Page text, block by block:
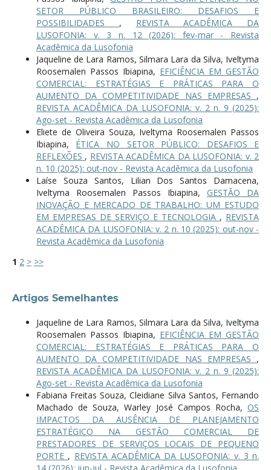
SETOR PÚBLICO BRASILEIRO: DESAFIOS E
POSSIBILIDADES , REVISTA ACADÊMICA DA
LUSOFONIA: v. 3 n. 12 (2026): fev-mar - Revista
Acadêmica da Lusofonia
Jaqueline de Lara Ramos, Silmara Lara da Silva, Iveltyma
Roosemalen Passos Ibiapina, EFICIÊNCIA EM GESTÃO
COMERCIAL: ESTRATÉGIAS E PRÁTICAS PARA O
AUMENTO DA COMPETITIVIDADE NAS EMPRESAS ,
REVISTA ACADÊMICA DA LUSOFONIA: v. 2 n. 9 (2025):
Ago-set - Revista Acadêmica da Lusofonia
Eliete de Oliveira Souza, Iveltyma Roosemalen Passos
Ibiapina, ÉTICA NO SETOR PÚBLICO: DESAFIOS E
REFLEXÕES , REVISTA ACADÊMICA DA LUSOFONIA: v. 2
n. 10 (2025): out-nov - Revista Acadêmica da Lusofonia
Laíse Souza Santos, Lilian Dos Santos Damacena,
Iveltyma Roosemalen Passos Ibiapina, GESTÃO DA
INOVAÇÃO E MERCADO DE TRABALHO: UM ESTUDO
EM EMPRESAS DE SERVIÇO E TECNOLOGIA , REVISTA
ACADÊMICA DA LUSOFONIA: v. 2 n. 10 (2025): out-nov -
Revista Acadêmica da Lusofonia
1 2 > >>
Artigos Semelhantes
Jaqueline de Lara Ramos, Silmara Lara da Silva, Iveltyma
Roosemalen Passos Ibiapina, EFICIÊNCIA EM GESTÃO
COMERCIAL: ESTRATÉGIAS E PRÁTICAS PARA O
AUMENTO DA COMPETITIVIDADE NAS EMPRESAS ,
REVISTA ACADÊMICA DA LUSOFONIA: v. 2 n. 9 (2025):
Ago-set - Revista Acadêmica da Lusofonia
Fabiana Freitas Souza, Cleidiane Silva Santos, Fernando
Machado de Souza, Warley José Campos Rocha,OS
IMPACTOS DA AUSÊNCIA DE PLANEJAMENTO
ESTRATÉGICO NA GESTÃO COMERCIAL DE
PRESTADORES DE SERVIÇOS LOCAIS DE PEQUENO
PORTE , REVISTA ACADÊMICA DA LUSOFONIA: v. 3 n.